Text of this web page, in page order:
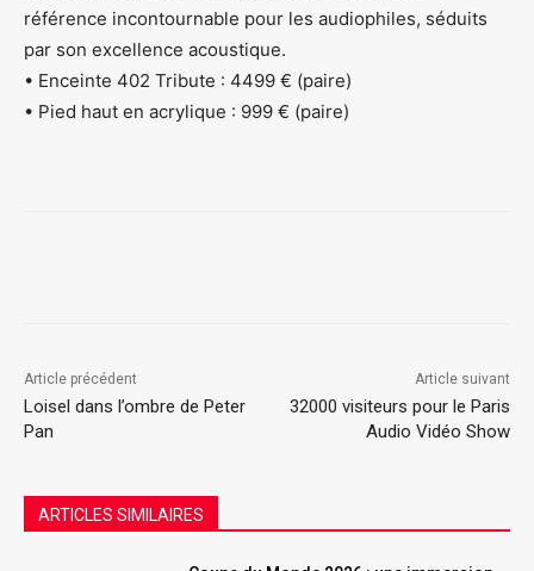
référence incontournable pour les audiophiles, séduits
par son excellence acoustique.
• Enceinte 402 Tribute : 4499 € (paire)
• Pied haut en acrylique : 999 € (paire)
Article précédent
Loisel dans l’ombre de Peter
Pan
Article suivant
32000 visiteurs pour le Paris
Audio Vidéo Show
ARTICLES SIMILAIRES